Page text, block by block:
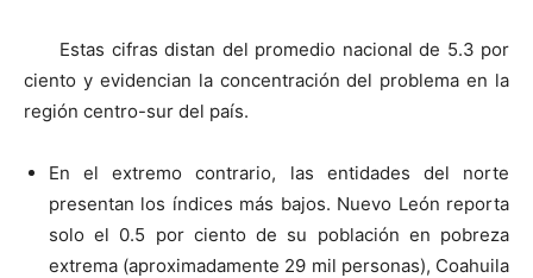
Estas cifras distan del promedio nacional de 5.3 por
ciento y evidencian la concentración del problema en la
región centro-sur del país.
En el extremo contrario, las entidades del norte
presentan los índices más bajos. Nuevo León reporta
solo el 0.5 por ciento de su población en pobreza
extrema (aproximadamente 29 mil personas), Coahuila